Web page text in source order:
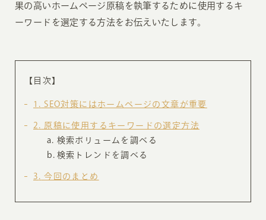
果の高いホームページ原稿を執筆するために使用するキ
ーワードを選定する方法をお伝えいたします。
【目次】
1 SEO対策にはホームページの文章が重要
2
原稿に使用するキーワードの選定方法
検索ボリュームを調べる
検索トレンドを調べる
3 今回のまとめ